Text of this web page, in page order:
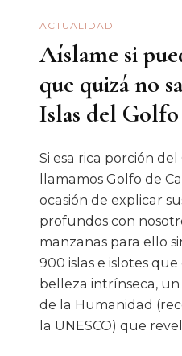
ACTUALIDAD
Aíslame si
que quizá no
Islas del
Si esa rica porción
llamamos Golfo de
ocasión de explicar
profundos con
manzanas para ello
900 islas e islotes
belleza intrínseca,
de la Humanidad
la UNESCO) que